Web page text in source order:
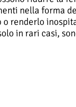
nella forma
renderlo
in rari casi,